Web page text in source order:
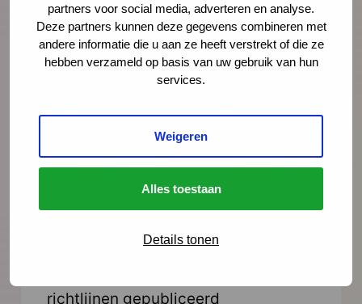
partners voor social media, adverteren en analyse.
Deze partners kunnen deze gegevens combineren met
andere informatie die u aan ze heeft verstrekt of die ze
hebben verzameld op basis van uw gebruik van hun
services.
Weigeren
Alles toestaan
Details tonen
richtlijnen gepubliceerd